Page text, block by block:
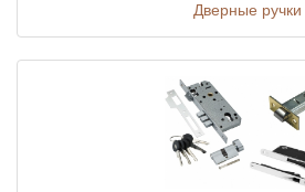
Дверные ручки